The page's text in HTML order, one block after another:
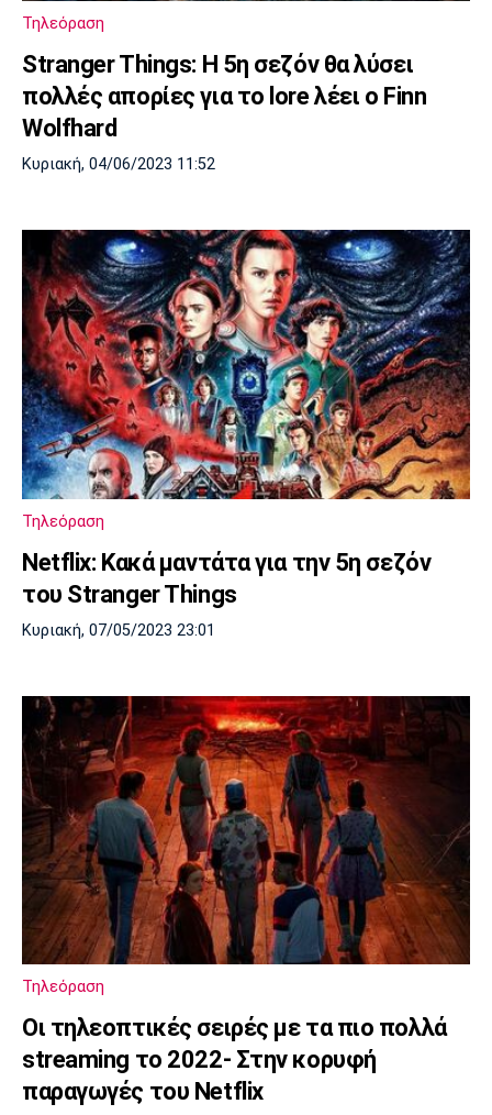
Τηλεόραση
Stranger Things: Η 5η σεζόν θα λύσει
πολλές απορίες για το lore λέει ο Finn
Wolfhard
Κυριακή, 04/06/2023 11:52
Τηλεόραση
Netflix: Κακά μαντάτα για την 5η σεζόν
του Stranger Things
Κυριακή, 07/05/2023 23:01
Τηλεόραση
Οι τηλεοπτικές σειρές με τα πιο πολλά
streaming το 2022- Στην κορυφή
παραγωγές του Netflix